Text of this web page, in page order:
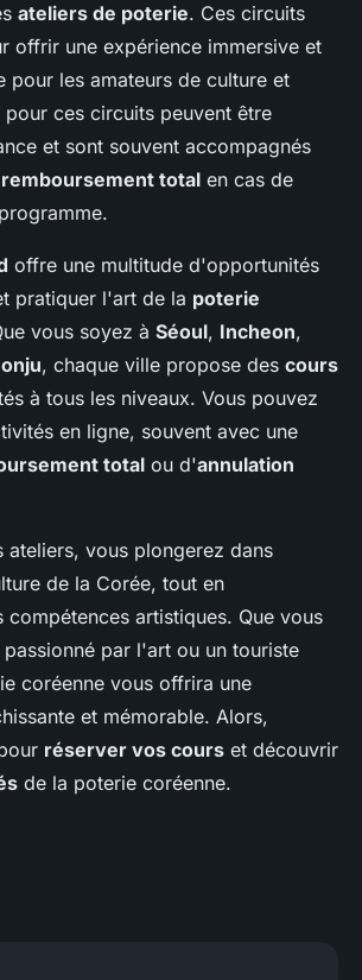
ateliers de poterie. Ces circuits
offrir une expérience immersive et
pour les amateurs de culture et
pour ces circuits peuvent être
et sont souvent accompagnés
remboursement total en cas de
offre une multitude d'opportunités
pratiquer l'art de la poterie
vous soyez à Séoul, Incheon,
, chaque ville propose des cours
à tous les niveaux. Vous pouvez
en ligne, souvent avec une
total ou d'annulation
ateliers, vous plongerez dans
de la Corée, tout en
artistiques. Que vous
passionné par l'art ou un touriste
coréenne vous offrira une
et mémorable. Alors,
réserver vos cours et découvrir
de la poterie coréenne.